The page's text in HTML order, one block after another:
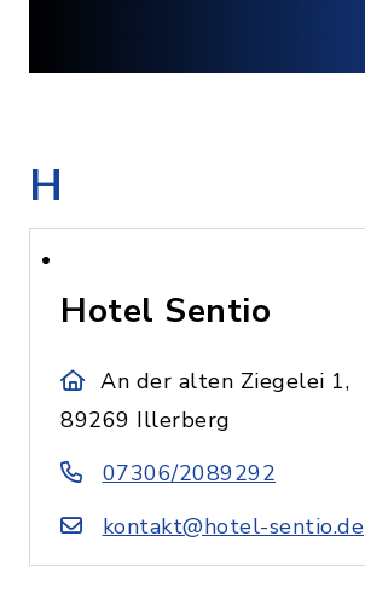
H
Hotel Sentio
An der alten Ziegelei 1,
89269 Illerberg
07306/2089292
kontakt@hotel-sentio.de